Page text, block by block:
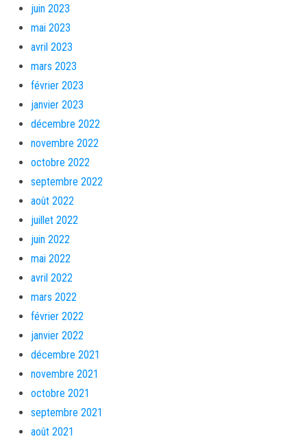
juin 2023
mai 2023
avril 2023
mars 2023
février 2023
janvier 2023
décembre 2022
novembre 2022
octobre 2022
septembre 2022
août 2022
juillet 2022
juin 2022
mai 2022
avril 2022
mars 2022
février 2022
janvier 2022
décembre 2021
novembre 2021
octobre 2021
septembre 2021
août 2021